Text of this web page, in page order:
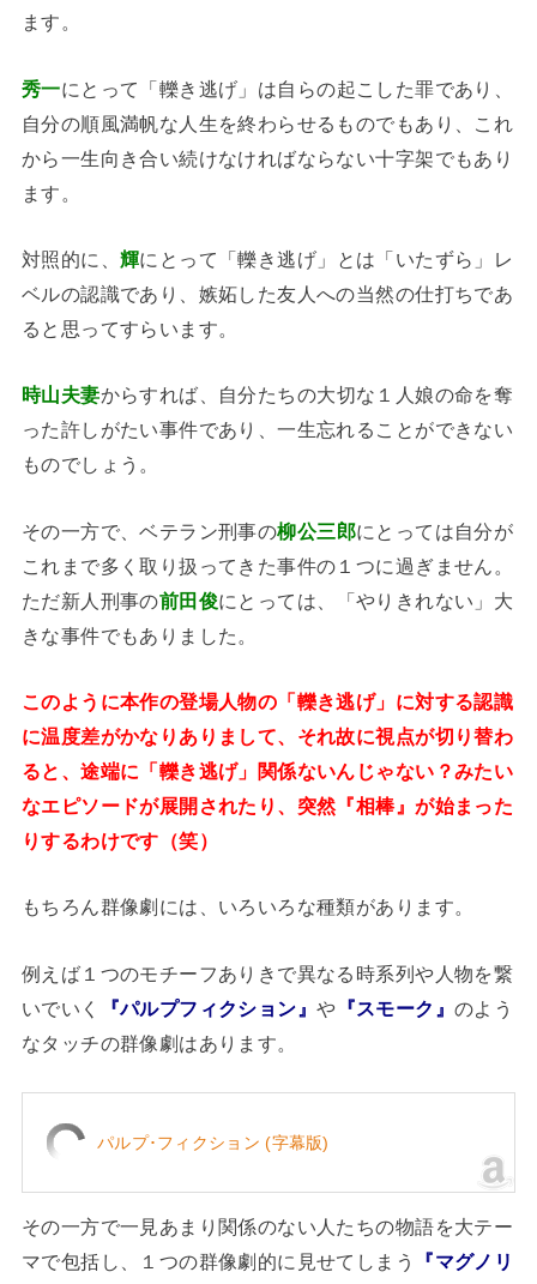
ます。
秀一にとって「轢き逃げ」は自らの起こした罪であり、
自分の順風満帆な人生を終わらせるものでもあり、これ
から一生向き合い続けなければならない十字架でもあり
ます。
対照的に、 輝にとって「轢き逃げ」とは「いたずら」レ
ベルの認識であり、嫉妬した友人への当然の仕打ちであ
ると思ってすらいます。
時山夫妻からすれば、自分たちの大切な１人娘の命を奪
った許しがたい事件であり、一生忘れることができない
ものでしょう。
その一方で、ベテラン刑事の柳公三郎にとっては自分が
これまで多く取り扱ってきた事件の１つに過ぎません。
ただ新人刑事の前田俊にとっては、「やりきれない」大
きな事件でもありました。
このように本作の登場人物の「轢き逃げ」に対する認識
に温度差がかなりありまして、それ故に視点が切り替わ
ると、途端に「轢き逃げ」関係ないんじゃない？みたい
なエピソードが展開されたり、突然『相棒』が始まった
りするわけです（笑）
もちろん群像劇には、いろいろな種類があります。
例えば１つのモチーフありきで異なる時系列や人物を繋
いでいく
『パルプフィクション』や 『スモーク』のよう
なタッチの群像劇はあります。
パルプ･フィクション (字幕版)
その一方で一見あまり関係のない人たちの物語を大テー
マで包括し、１つの群像劇的に見せてしまう
『マグノリ